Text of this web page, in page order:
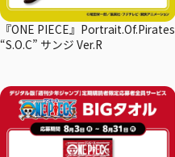
『ONE PIECE』Portrait.Of.Pirates
“S.O.C” サンジ Ver.R